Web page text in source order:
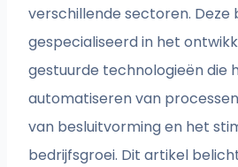
verschillende sectoren. Deze
gespecialiseerd in het
gestuurde technologieën die
automatiseren van
van besluitvorming en het
bedrijfsgroei. Dit artikel